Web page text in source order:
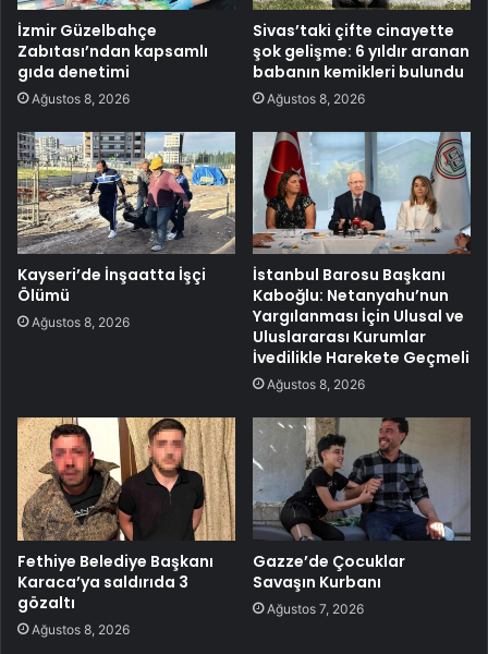
İzmir Güzelbahçe
Zabıtası’ndan kapsamlı
gıda denetimi
Ağustos 8, 2026
Sivas’taki çifte cinayette
şok gelişme: 6 yıldır aranan
babanın kemikleri bulundu
Ağustos 8, 2026
Kayseri’de İnşaatta İşçi
Ölümü
Ağustos 8, 2026
İstanbul Barosu Başkanı
Kaboğlu: Netanyahu’nun
Yargılanması İçin Ulusal ve
Uluslararası Kurumlar
İvedilikle Harekete Geçmeli
Ağustos 8, 2026
Fethiye Belediye Başkanı
Karaca’ya saldırıda 3
gözaltı
Ağustos 8, 2026
Gazze’de Çocuklar
Savaşın Kurbanı
Ağustos 7, 2026